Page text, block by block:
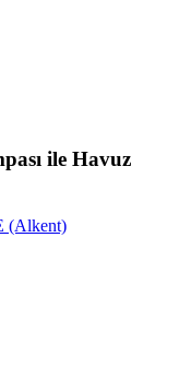
ile Havuz
(Alkent)